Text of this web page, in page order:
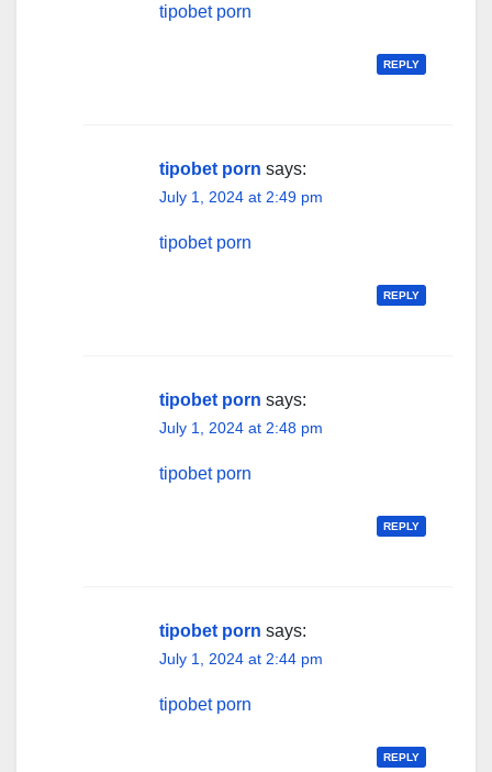
tipobet porn
REPLY
tipobet porn says:
July 1, 2024 at 2:49 pm
tipobet porn
REPLY
tipobet porn says:
July 1, 2024 at 2:48 pm
tipobet porn
REPLY
tipobet porn says:
July 1, 2024 at 2:44 pm
tipobet porn
REPLY